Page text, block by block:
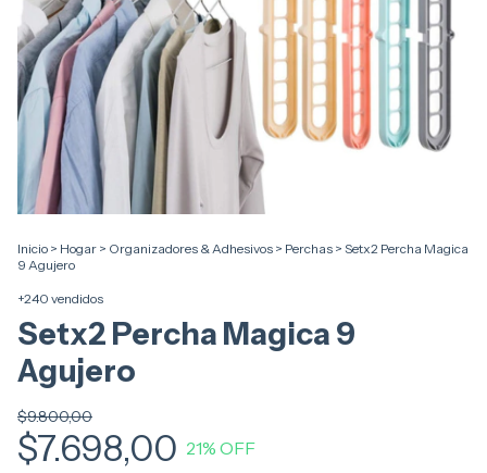
Inicio > Hogar > Organizadores & Adhesivos > Perchas > Setx2 Percha Magica
9 Agujero
+240 vendidos
Setx2 Percha Magica 9
Agujero
$9.800,00
$7.698,00 21% OFF